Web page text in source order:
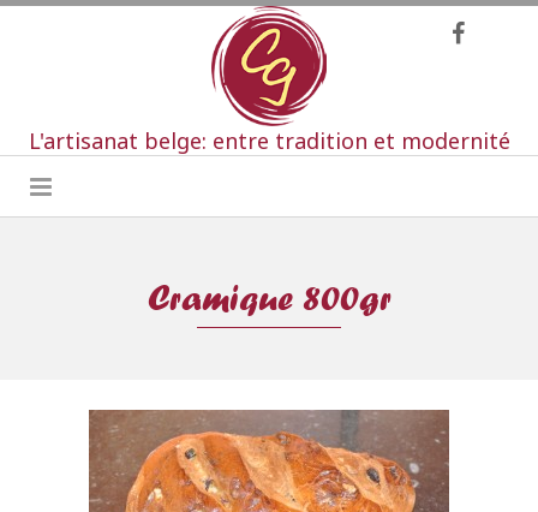
L'artisanat belge: entre tradition et modernité
Cramique 800gr